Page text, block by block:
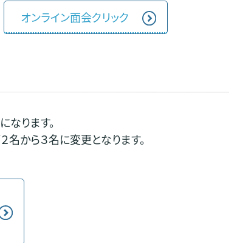
オンライン面会クリック
ります。
から３名に変更となります。